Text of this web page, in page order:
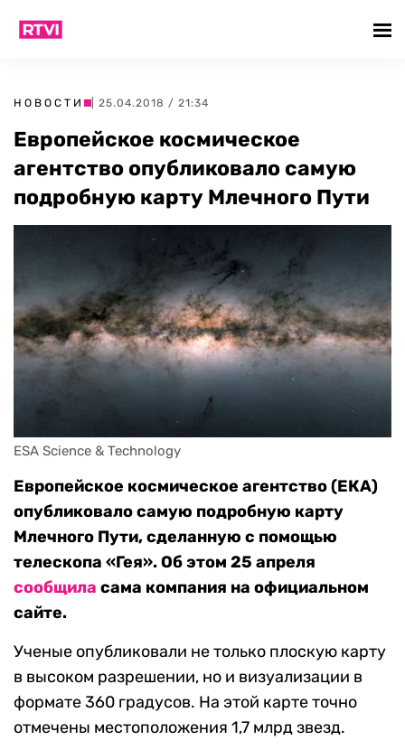
НОВОСТИ | 25.04.2018 / 21:34
Европейское космическое
агентство опубликовало самую
подробную карту Млечного Пути
ESA Science & Technology
Европейское космическое агентство (ЕКА)
опубликовало самую подробную карту
Млечного Пути, сделанную с помощью
телескопа «Гея». Об этом 25 апреля
сообщила сама компания на официальном
сайте.
Ученые опубликовали не только плоскую карту
в высоком разрешении, но и визуализации в
формате 360 градусов. На этой карте точно
отмечены местоположения 1,7 млрд звезд.